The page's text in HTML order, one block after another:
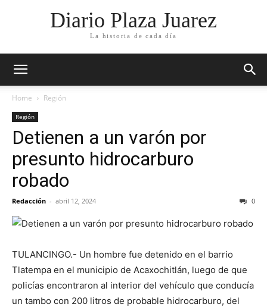
Diario Plaza Juarez
La historia de cada día
Home Región
Región
Detienen a un varón por
presunto hidrocarburo
robado
Redacción - abril 12, 2024 0
TULANCINGO.- Un hombre fue detenido en el barrio
Tlatempa en el municipio de Acaxochitlán, luego de que
policías encontraron al interior del vehículo que conducía
un tambo con 200 litros de probable hidrocarburo, del